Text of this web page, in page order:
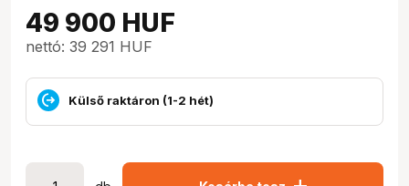
49 900 HUF
nettó: 39 291 HUF
Külső raktáron (1-2 hét)